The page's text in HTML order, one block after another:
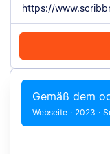
Gemäß dem
Webseite · 2023 ·